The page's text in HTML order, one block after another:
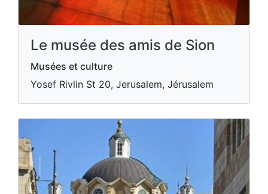
Le musée des amis de Sion
Musées et culture
Yosef Rivlin St 20, Jerusalem, Jérusalem